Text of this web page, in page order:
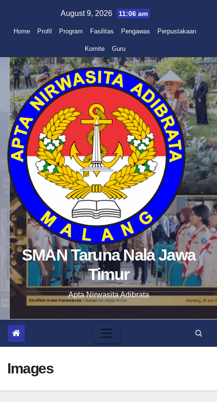
content
August 9, 2026 11:06 am
Home Profil Program Fasilitas Pengawas Perpustakaan
Komite Guru
SMAN Taruna Nala Jawa
Timur
Apta Nirwasita Adibrata
Images